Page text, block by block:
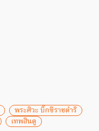
พระศิวะ บิ๊กซีราชดําริ
เทพฮินดู